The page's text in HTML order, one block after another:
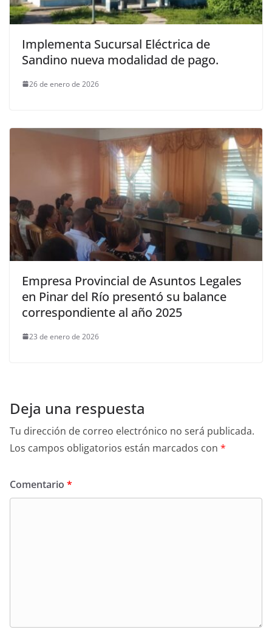
Implementa Sucursal Eléctrica de
Sandino nueva modalidad de pago.
26 de enero de 2026
Empresa Provincial de Asuntos Legales
en Pinar del Río presentó su balance
correspondiente al año 2025
23 de enero de 2026
Deja una respuesta
Tu dirección de correo electrónico no será publicada.
Los campos obligatorios están marcados con *
Comentario *